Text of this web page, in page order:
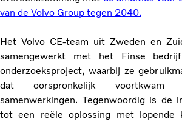
van de Volvo Group tegen 2040.
Het Volvo CE-team uit Zweden en
samengewerkt met het Finse
onderzoeksproject, waarbij ze
dat oorspronkelijk voortkwam
samenwerkingen. Tegenwoordig is de
tot een reële oplossing met lopende